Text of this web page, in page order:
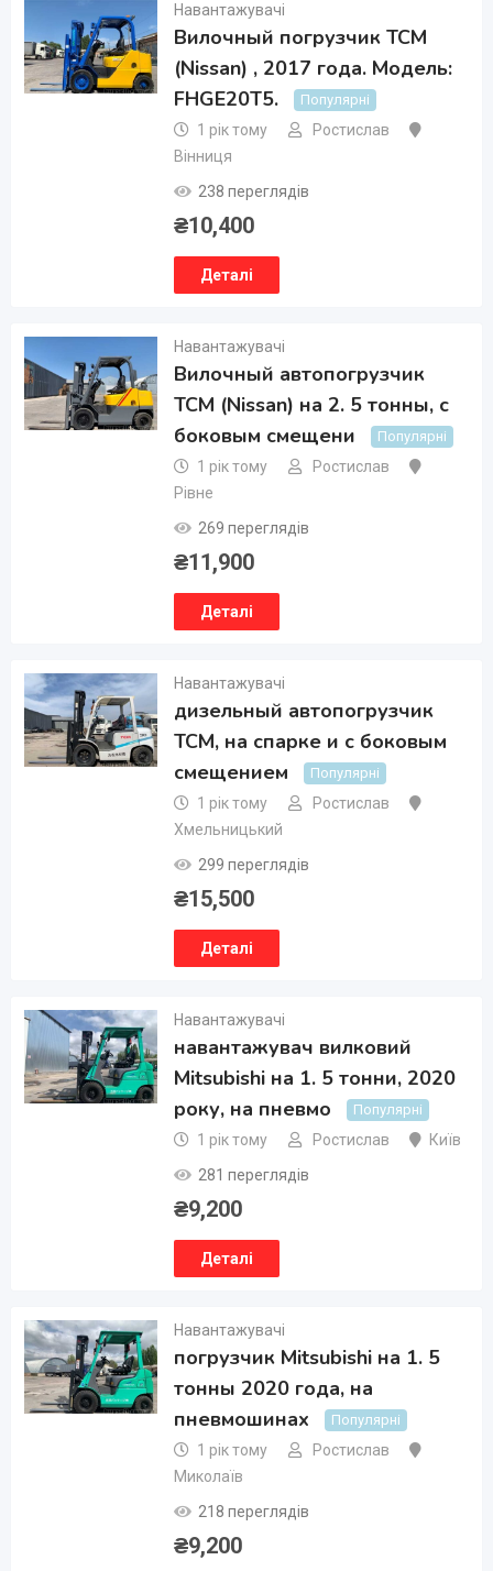
Навантажувачі
Вилочный погрузчик TCM
(Nissan) , 2017 года. Модель:
FHGE20T5.
Популярні
1 рік тому
Ростислав
Вінниця
238 переглядів
₴10,400
Деталі
Навантажувачі
Вилочный автопогрузчик
TCM (Nissan) на 2. 5 тонны, с
боковым смещени
Популярні
1 рік тому
Ростислав
Рівне
269 переглядів
₴11,900
Деталі
Навантажувачі
дизельный автопогрузчик
TCM, на спарке и с боковым
смещением
Популярні
1 рік тому
Ростислав
Хмельницький
299 переглядів
₴15,500
Деталі
Навантажувачі
навантажувач вилковий
Mitsubishi на 1. 5 тонни, 2020
року, на пневмо
Популярні
1 рік тому Ростислав
Київ
281 переглядів
₴9,200
Деталі
Навантажувачі
погрузчик Mitsubishi на 1. 5
тонны 2020 года, на
пневмошинах
Популярні
1 рік тому
Ростислав
Миколаїв
218 переглядів
₴9,200